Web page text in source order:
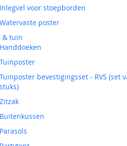
Inlegvel voor stoepborden
Watervaste poster
& tuin
Handdoeken
Tuinposter
Tuinposter bevestigingsset - RVS (set
stuks)
Zitzak
Buitenkussen
Parasols